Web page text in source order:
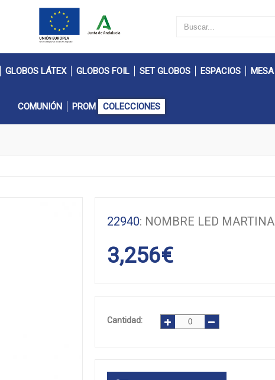
GLOBOS LÁTEX GLOBOS FOIL SET GLOBOS ESPACIOS MESA
COMUNIÓN PROM COLECCIONES
22940: NOMBRE LED MARTINA
3,256€
Cantidad: